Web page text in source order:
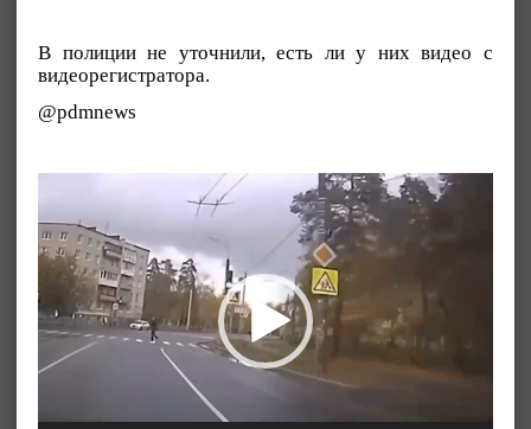
В полиции не уточнили, есть ли у них видео с
видеорегистратора.
@pdmnews